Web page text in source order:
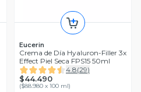
Eucerin
Crema de Día Hyaluron-Filler 3x
Effect Piel Seca FPS15 50ml
4.8(29)
$44.490
($88.980 x 100 ml)